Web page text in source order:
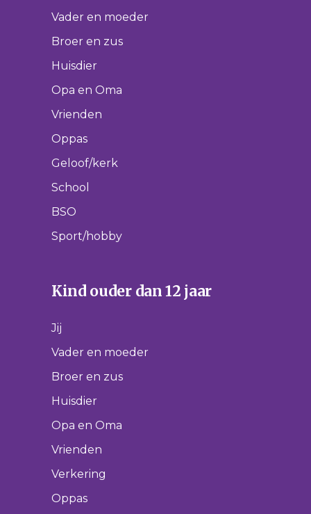
Vader en moeder
Broer en zus
Huisdier
Opa en Oma
Vrienden
Oppas
Geloof/kerk
School
BSO
Sport/hobby
Kind ouder dan 12 jaar
Jij
Vader en moeder
Broer en zus
Huisdier
Opa en Oma
Vrienden
Verkering
Oppas